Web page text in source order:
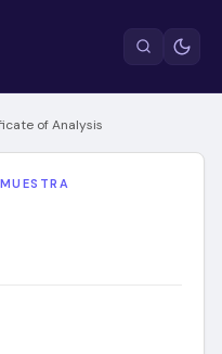
of Analysis